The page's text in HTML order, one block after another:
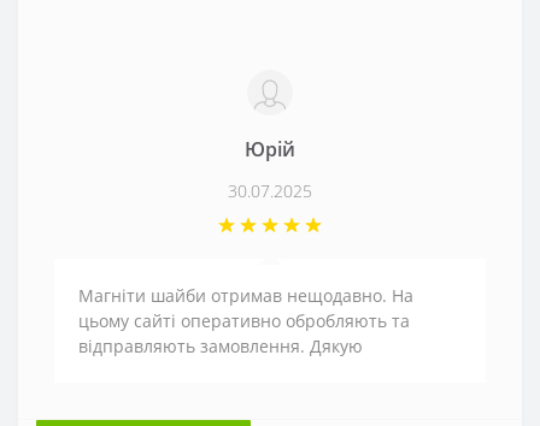
Юрій
30.07.2025
Магніти шайби отримав нещодавно. На
цьому сайті оперативно обробляють та
відправляють замовлення. Дякую